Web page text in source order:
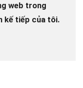
web trong
kế tiếp của tôi.